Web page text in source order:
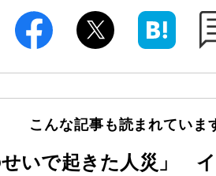
こんな記事も読まれていま
せいで起きた人災」